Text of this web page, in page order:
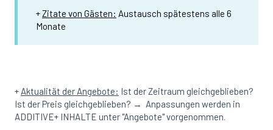
+Zitate von Gästen: Austausch spätestens alle 6
Monate
+ Aktualität der Angebote: Ist der Zeitraum gleichgeblieben?
Ist der Preis gleichgeblieben? → Anpassungen werden in
ADDITIVE+ INHALTE unter "Angebote" vorgenommen.